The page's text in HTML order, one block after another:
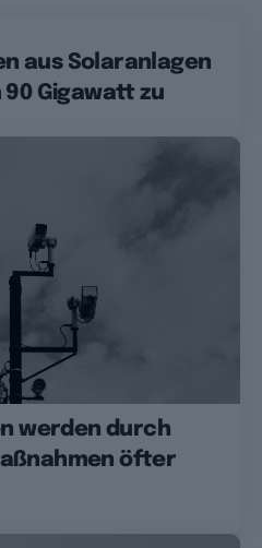
aus Solaranlagen
Gigawatt zu
werden durch
öfter